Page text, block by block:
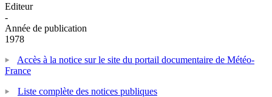
Editeur
-
Année de publication
1978
Accès à la notice sur le site du portail documentaire de Météo-
France
Liste complète des notices publiques